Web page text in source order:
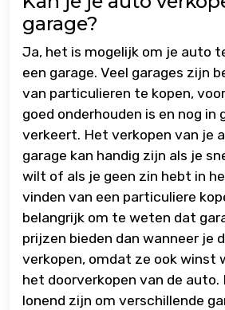
garage?
Ja, het is mogelijk om je auto
een garage. Veel garages zijn
van particulieren te kopen,
goed onderhouden is en nog in
verkeert. Het verkopen van je
garage kan handig zijn als je
wilt of als je geen zin hebt in
vinden van een particuliere
belangrijk om te weten dat
prijzen bieden dan wanneer je
verkopen, omdat ze ook winst
het doorverkopen van de auto.
lonend zijn om verschillende